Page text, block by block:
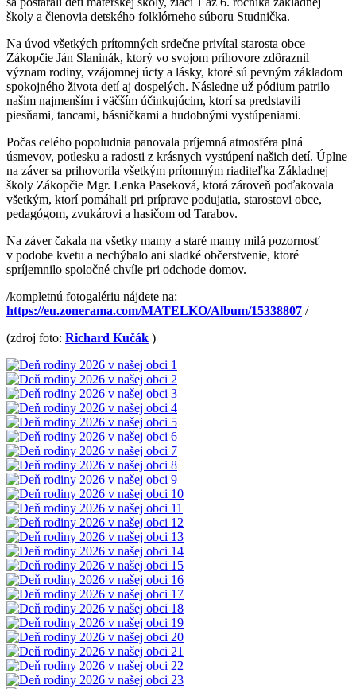
školy a členovia detského folklórneho súboru Studnička.
Na úvod všetkých prítomných srdečne privítal starosta obce
Zákopčie Ján Slaninák, ktorý vo svojom príhovore zdôraznil
význam rodiny, vzájomnej úcty a lásky, ktoré sú pevným základom
spokojného života detí aj dospelých. Následne už pódium patrilo
našim najmenším i väčším účinkujúcim, ktorí sa predstavili
piesňami, tancami, básničkami a hudobnými vystúpeniami.
Počas celého popoludnia panovala príjemná atmosféra plná
úsmevov, potlesku a radosti z krásnych vystúpení našich detí. Úplne
na záver sa prihovorila všetkým prítomným riaditeľka Základnej
školy Zákopčie Mgr. Lenka Paseková, ktorá zároveň poďakovala
všetkým, ktorí pomáhali pri príprave podujatia, starostovi obce,
pedagógom, zvukárovi a hasičom od Tarabov.
Na záver čakala na všetky mamy a staré mamy milá pozornosť
v podobe kvetu a nechýbalo ani sladké občerstvenie, ktoré
spríjemnilo spoločné chvíle pri odchode domov.
/kompletnú fotogalériu nájdete na:
https://eu.zonerama.com/MATELKO/Album/15338807 /
(zdroj foto: Richard Kučák )